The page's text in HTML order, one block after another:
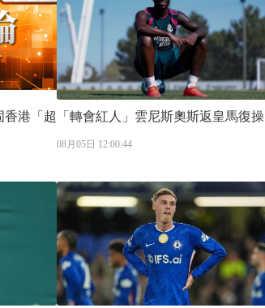
港「超
「轉會紅人」雲尼斯奧斯返皇馬復操
08月05日 12:00:44